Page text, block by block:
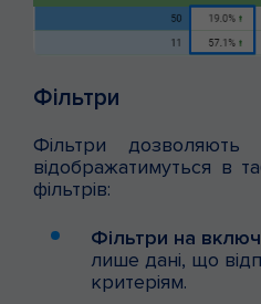
Фільтри
Фільтри дозволяють
відображатимуться в
фільтрів:
Фільтри на
лише дані, що
критеріям.